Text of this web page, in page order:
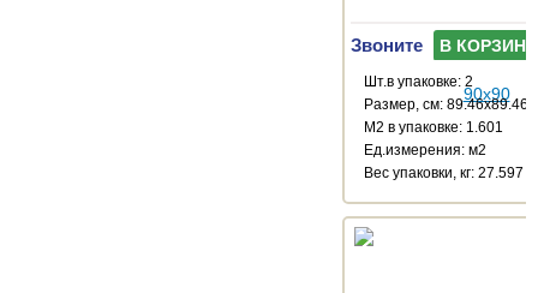
Звоните В КОРЗИНУ
Шт.в упаковке: 2
Размер, см: 89.46x89.46
М2 в упаковке: 1.601
Ед.измерения: м2
Веc упаковки, кг: 27.597